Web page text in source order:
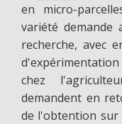
en micro-
variété demande
recherche, avec
chez
demandent en
de l'obtention sur